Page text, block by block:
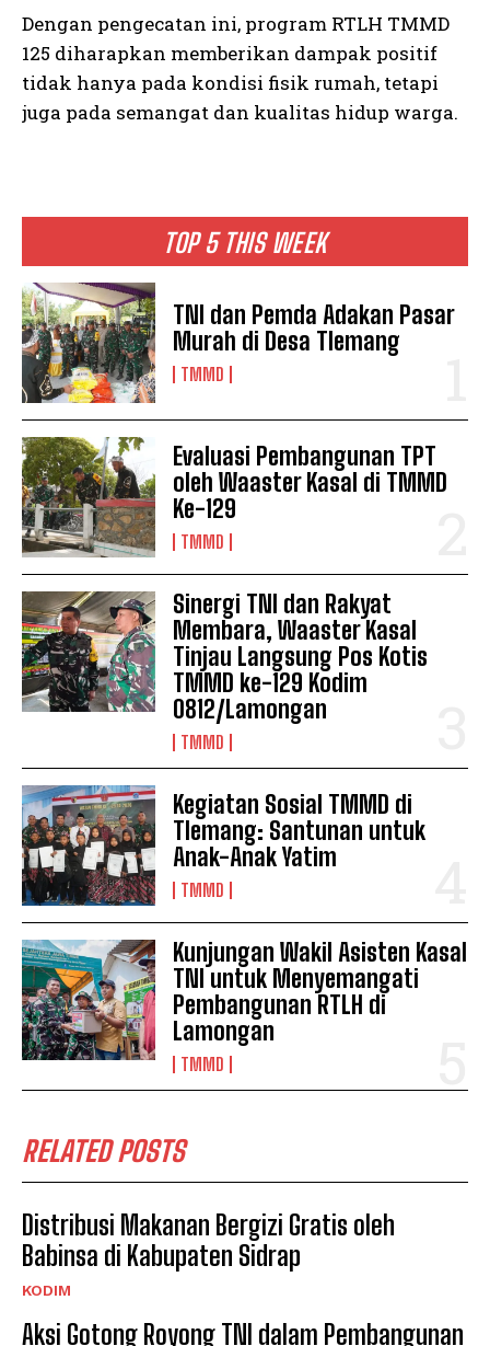
TOP 5 THIS WEEK
TNI dan Pemda Adakan Pasar
Murah di Desa Tlemang
TMMD
Evaluasi Pembangunan TPT
oleh Waaster Kasal di TMMD
Ke-129
TMMD
Sinergi TNI dan Rakyat
Membara, Waaster Kasal
Tinjau Langsung Pos Kotis
TMMD ke-129 Kodim
0812/Lamongan
TMMD
Kegiatan Sosial TMMD di
Tlemang: Santunan untuk
Anak-Anak Yatim
TMMD
Kunjungan Wakil Asisten Kasal
TNI untuk Menyemangati
Pembangunan RTLH di
Lamongan
TMMD
RELATED POSTS
Distribusi Makanan Bergizi Gratis oleh
Babinsa di Kabupaten Sidrap
KODIM
Aksi Gotong Royong TNI dalam Pembangunan
Dengan pengecatan ini, program RTLH TMMD
125 diharapkan memberikan dampak positif
tidak hanya pada kondisi fisik rumah, tetapi
juga pada semangat dan kualitas hidup warga.